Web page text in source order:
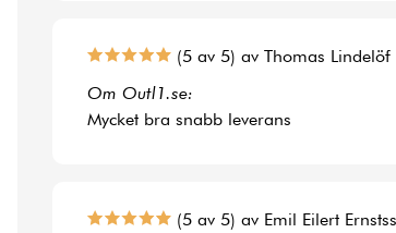
(5 av 5) av Thomas
Om Outl1.se:
Mycket bra snabb leverans
(5 av 5) av Emil Eilert